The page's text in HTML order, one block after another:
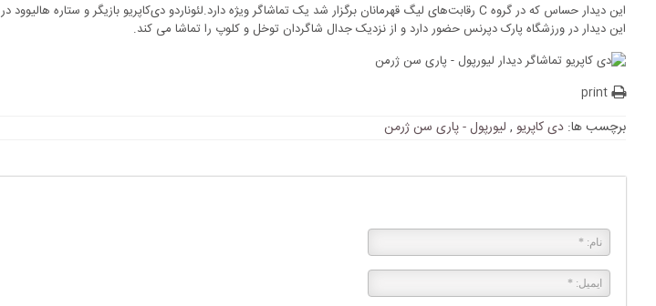
این دیدار حساس که در گروه C رقابت‌های لیگ قهرمانان برگزار شد یک تماشاگر ویژه دارد.لئوناردو دی‌کاپریو بازیگر و ستاره هالیوود در
این دیدار در ورزشگاه پارک دپرنس حضور دارد و از نزدیک جدال شاگردان توخل و کلوپ را تماشا می کند.
print
برچسب ها:دی کاپریو , لیورپول - پاری سن ژرمن